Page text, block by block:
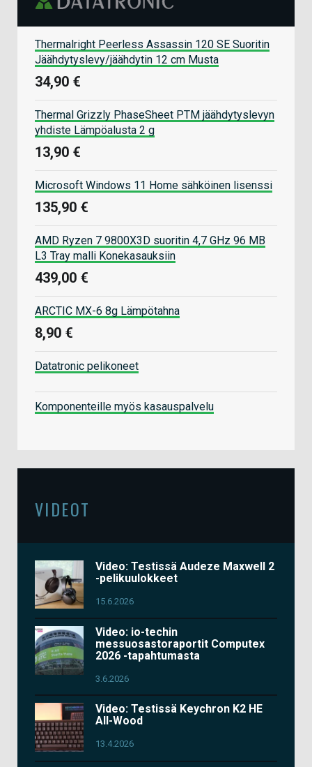
Thermalright Peerless Assassin 120 SE Suoritin
Jäähdytyslevy/jäähdytin 12 cm Musta
34,90 €
Thermal Grizzly PhaseSheet PTM jäähdytyslevyn
yhdiste Lämpöalusta 2 g
13,90 €
Microsoft Windows 11 Home sähköinen lisenssi
135,90 €
AMD Ryzen 7 9800X3D suoritin 4,7 GHz 96 MB
L3 Tray malli Konekasauksiin
439,00 €
ARCTIC MX-6 8g Lämpötahna
8,90 €
Datatronic pelikoneet
Komponenteille myös kasauspalvelu
VIDEOT
Video: Testissä Audeze Maxwell 2
-pelikuulokkeet
15.6.2026
Video: io-techin
messuosastoraportit Computex
2026 -tapahtumasta
3.6.2026
Video: Testissä Keychron K2 HE
All-Wood
13.4.2026